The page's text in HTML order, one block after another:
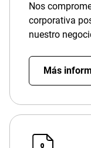
Nos
corporativa
nuestro
Más